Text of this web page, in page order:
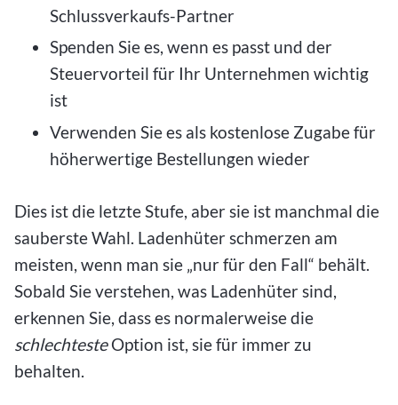
Schlussverkaufs-Partner
Spenden Sie es, wenn es passt und der
Steuervorteil für Ihr Unternehmen wichtig
ist
Verwenden Sie es als kostenlose Zugabe für
höherwertige Bestellungen wieder
Dies ist die letzte Stufe, aber sie ist manchmal die
sauberste Wahl. Ladenhüter schmerzen am
meisten, wenn man sie „nur für den Fall“ behält.
Sobald Sie verstehen, was Ladenhüter sind,
erkennen Sie, dass es normalerweise die
schlechtesteOption ist, sie für immer zu
behalten.